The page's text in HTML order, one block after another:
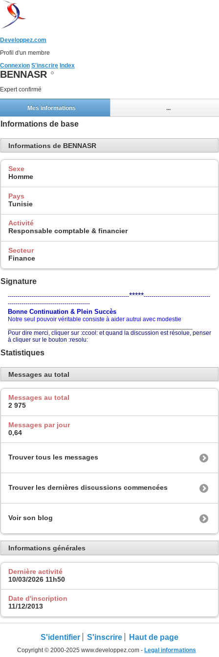
Developpez.com
Profil d'un membre
Connexion S'inscrire Index
BENNASR
Expert confirmé
Mes informations ...
Informations de base
Informations de BENNASR
Sexe
Homme
Pays
Tunisie
Activité
Responsable comptable & financier
Secteur
Finance
Signature
--------------------------------------------------------------*****----------------------------------
------------------------------------------
Bonne Continuation & Plein Succès
Notre seul pouvoir véritable consiste à aider autrui avec modestie
Pour dire merci, cliquer sur :ccool: et quand la discussion est résolue, penser
à cliquer sur le bouton :resolu:
Statistiques
Messages au total
Messages au total
2 975
Messages par jour
0,64
Trouver tous les messages
Trouver les dernières discussions commencées
Voir son blog
Informations générales
Dernière activité
10/03/2026 11h50
Date d'inscription
11/12/2013
S'identifier S'inscrire Haut de page
Copyright © 2000-2025 www.developpez.com - Legal informations